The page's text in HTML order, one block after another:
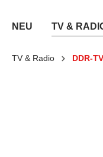
NEU TV &
TV & Radio DDR-